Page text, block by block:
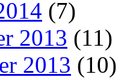
(7)
2013 (11)
2013 (10)